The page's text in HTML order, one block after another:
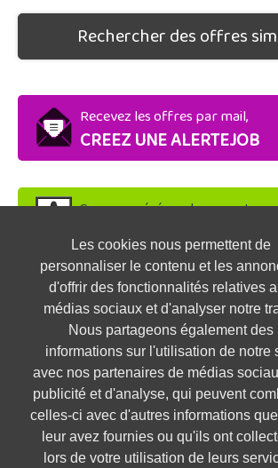
Les cookies nous permettent de
personnaliser le contenu et les
d'offrir des fonctionnalités relatives
médias sociaux et d'analyser notre
Nous partageons également des
informations sur l'utilisation de notre
avec nos partenaires de médias
publicité et d'analyse, qui peuvent
celles-ci avec d'autres informations
leur avez fournies ou qu'ils ont
lors de votre utilisation de leurs
Rechercher des offres
Recevez les offres par mail,
CREEZ UNE ALERTEJOB
Soyez repéré par les
DEPOSEZ VOTRE CV
Préparez vos entretiens,
TESTEZ-VOUS
OFFRES SIMILAIRES